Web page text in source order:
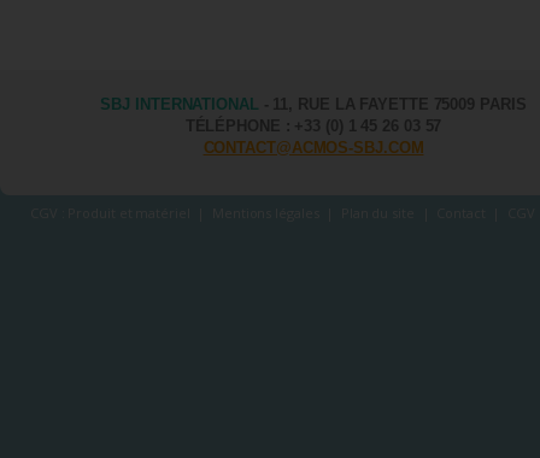
SBJ INTERNATIONAL
- 11, RUE LA FAYETTE 75009 PARIS
TÉLÉPHONE : +33 (0) 1 45 26 03 57
CONTACT@ACMOS-SBJ.COM